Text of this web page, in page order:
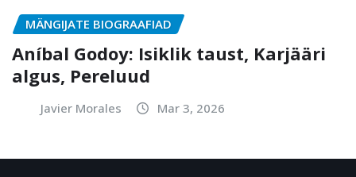
MÄNGIJATE BIOGRAAFIAD
Aníbal Godoy: Isiklik taust, Karjääri
algus, Pereluud
Javier Morales Mar 3, 2026